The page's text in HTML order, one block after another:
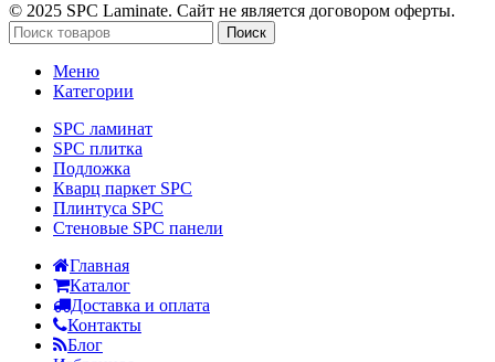
© 2025 SPC Laminate. Сайт не является договором оферты.
Поиск
Меню
Категории
SPC ламинат
SPC плитка
Подложка
Кварц паркет SPC
Плинтуса SPC
Стеновые SPC панели
Главная
Каталог
Доставка и оплата
Контакты
Блог